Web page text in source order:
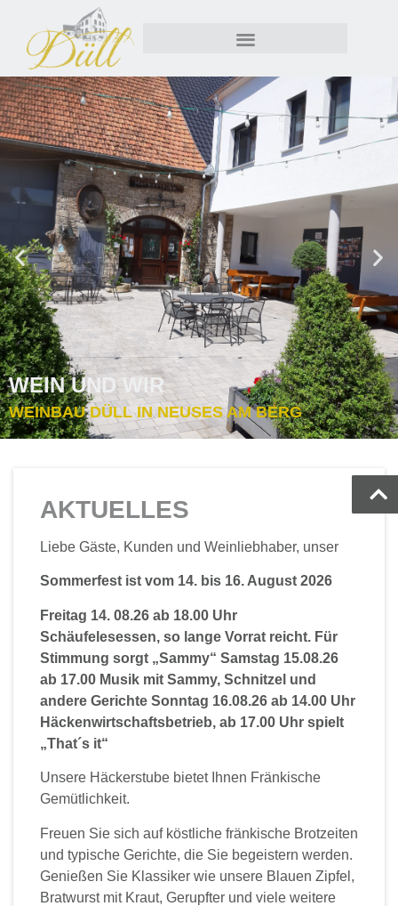
WEIN UND WIR
WEINBAU DÜLL IN NEUSES AM BERG
AKTUELLES
Liebe Gäste, Kunden und Weinliebhaber, unser
Sommerfest ist vom 14. bis 16. August 2026
Freitag 14. 08.26 ab 18.00 Uhr
Schäufelesessen, so lange Vorrat reicht. Für
Stimmung sorgt „Sammy“ Samstag 15.08.26
ab 17.00 Musik mit Sammy, Schnitzel und
andere Gerichte Sonntag 16.08.26 ab 14.00 Uhr
Häckenwirtschaftsbetrieb, ab 17.00 Uhr spielt
„That´s it“
Unsere Häckerstube bietet Ihnen Fränkische
Gemütlichkeit.
Freuen Sie sich auf köstliche fränkische Brotzeiten
und typische Gerichte, die Sie begeistern werden.
Genießen Sie Klassiker wie unsere Blauen Zipfel,
Bratwurst mit Kraut, Gerupfter und viele weitere